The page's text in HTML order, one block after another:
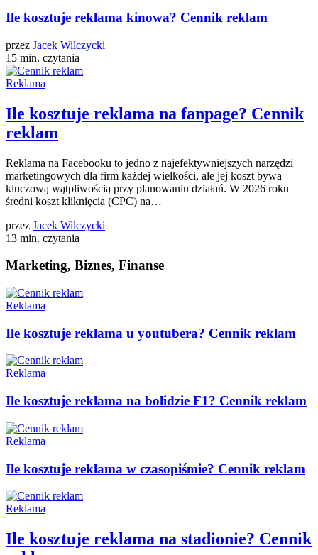
Ile kosztuje reklama kinowa? Cennik reklam
przez Jacek Wilczycki
15 min. czytania
Reklama
Ile kosztuje reklama na fanpage? Cennik
reklam
Reklama na Facebooku to jedno z najefektywniejszych narzędzi
marketingowych dla firm każdej wielkości, ale jej koszt bywa
kluczową wątpliwością przy planowaniu działań. W 2026 roku
średni koszt kliknięcia (CPC) na…
przez Jacek Wilczycki
13 min. czytania
Marketing, Biznes, Finanse
Reklama
Ile kosztuje reklama u youtubera? Cennik reklam
Reklama
Ile kosztuje reklama na bolidzie F1? Cennik reklam
Reklama
Ile kosztuje reklama w czasopiśmie? Cennik reklam
Reklama
Ile kosztuje reklama na stadionie? Cennik